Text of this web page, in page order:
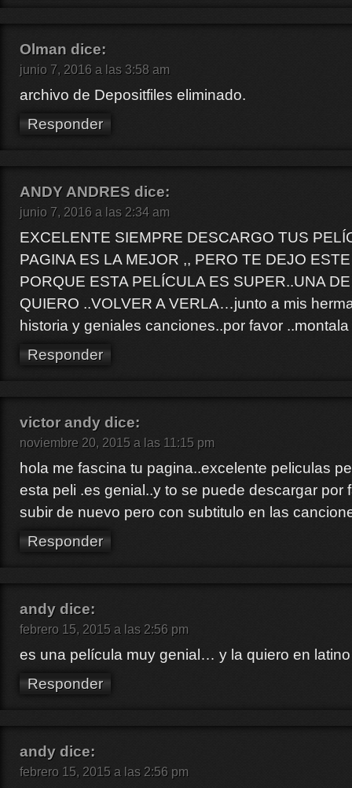
Olman dice:
junio 7, 2016 a las 3:58 am
archivo de Depositfiles eliminado.
Responder
ANDY ANDRES dice:
junio 7, 2016 a las 2:34 am
EXCELENTE SIEMPRE DESCARGO TUS
PAGINA ES LA MEJOR ,, PERO TE DEJO
PORQUE ESTA PELÍCULA ES SUPER..UNA
QUIERO ..VOLVER A VERLA…junto a mis
historia y geniales canciones..por favor
Responder
victor andy dice:
noviembre 20, 2015 a las 11:15 pm
hola me fascina tu pagina..excelente peliculas
esta peli .es genial..y to se puede descargar por
subir de nuevo pero con subtitulo en las
Responder
andy dice:
febrero 15, 2015 a las 2:56 pm
es una película muy genial… y la quiero en
Responder
andy dice:
febrero 15, 2015 a las 2:56 pm